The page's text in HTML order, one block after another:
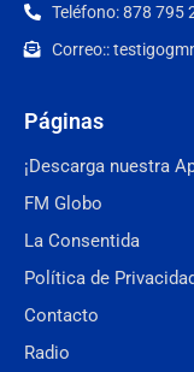
Teléfono: 878 795
Correo::
Páginas
¡Descarga nuestra
FM Globo
La Consentida
Política de Privacidad
Contacto
Radio